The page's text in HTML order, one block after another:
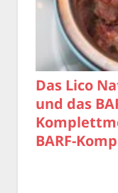
Das Lico
und das
BARF-